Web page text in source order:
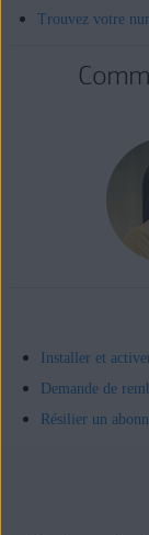
Trouvez votre
Installer et
Demande de
Résilier un